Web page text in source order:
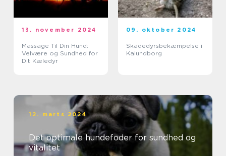
13. november 2024
Massage Til Din Hund:
Velvære og Sundhed for
Dit Kæledyr
09. oktober 2024
Skadedyrsbekæmpelse i
Kalundborg
12. marts 2024
Det optimale hundefoder for sundhed og
vitalitet